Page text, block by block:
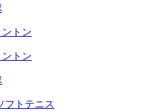
トン
トン
トテニス